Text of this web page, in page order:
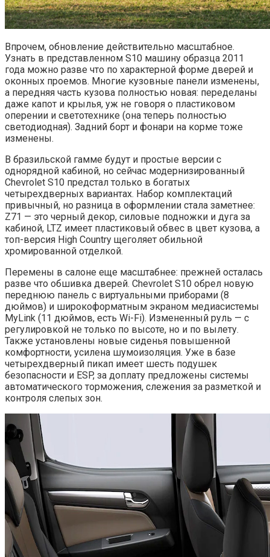
Впрочем, обновление действительно масштабное.
Узнать в представленном S10 машину образца 2011
года можно разве что по характерной форме дверей и
оконных проемов. Многие кузовные панели изменены,
а передняя часть кузова полностью новая: переделаны
даже капот и крылья, уж не говоря о пластиковом
оперении и светотехнике (она теперь полностью
светодиодная). Задний борт и фонари на корме тоже
изменены.
В бразильской гамме будут и простые версии с
однорядной кабиной, но сейчас модернизированный
Chevrolet S10 предстал только в богатых
четырехдверных вариантах. Набор комплектаций
привычный, но разница в оформлении стала заметнее:
Z71 — это черный декор, силовые подножки и дуга за
кабиной, LTZ имеет пластиковый обвес в цвет кузова, а
топ-версия High Country щеголяет обильной
хромированной отделкой.
Перемены в салоне еще масштабнее: прежней осталась
разве что обшивка дверей. Chevrolet S10 обрел новую
переднюю панель с виртуальными приборами (8
дюймов) и широкоформатным экраном медиасистемы
MyLink (11 дюймов, есть Wi-Fi). Измененный руль — с
регулировкой не только по высоте, но и по вылету.
Также установлены новые сиденья повышенной
комфортности, усилена шумоизоляция. Уже в базе
четырехдверный пикап имеет шесть подушек
безопасности и ESP, за доплату предложены системы
автоматического торможения, слежения за разметкой и
контроля слепых зон.